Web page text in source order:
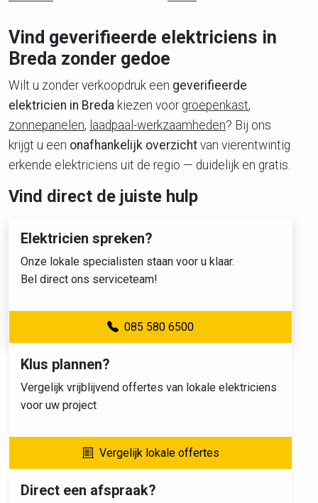
Vind geverifieerde elektriciens in
Breda zonder gedoe
Wilt u zonder verkoopdruk een geverifieerde
elektricien in Breda kiezen voor groepenkast,
zonnepanelen, laadpaal-werkzaamheden? Bij ons
krijgt u een onafhankelijk overzicht van vierentwintig
erkende elektriciens uit de regio — duidelijk en gratis.
Vind direct de juiste hulp
Elektricien spreken?
Onze lokale specialisten staan voor u klaar.
Bel direct ons serviceteam!
085 580 6500
Klus plannen?
Vergelijk vrijblijvend offertes van lokale elektriciens
voor uw project
Vergelijk lokale offertes
Direct een afspraak?